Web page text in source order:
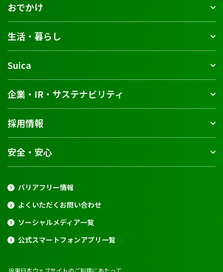
おでかけ
生活・暮らし
Suica
企業・IR・サステナビリティ
採用情報
安全・安心
バリアフリー情報
よくいただくお問い合わせ
ソーシャルメディア一覧
公式スマートフォンアプリ一覧